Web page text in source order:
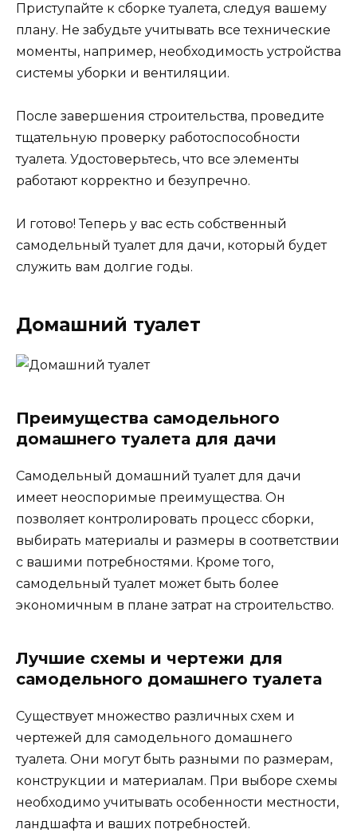
Приступайте к сборке туалета, следуя вашему
плану. Не забудьте учитывать все технические
моменты, например, необходимость устройства
системы уборки и вентиляции.
После завершения строительства, проведите
тщательную проверку работоспособности
туалета. Удостоверьтесь, что все элементы
работают корректно и безупречно.
И готово! Теперь у вас есть собственный
самодельный туалет для дачи, который будет
служить вам долгие годы.
Домашний туалет
Преимущества самодельного
домашнего туалета для дачи
Самодельный домашний туалет для дачи
имеет неоспоримые преимущества. Он
позволяет контролировать процесс сборки,
выбирать материалы и размеры в соответствии
с вашими потребностями. Кроме того,
самодельный туалет может быть более
экономичным в плане затрат на строительство.
Лучшие схемы и чертежи для
самодельного домашнего туалета
Существует множество различных схем и
чертежей для самодельного домашнего
туалета. Они могут быть разными по размерам,
конструкции и материалам. При выборе схемы
необходимо учитывать особенности местности,
ландшафта и ваших потребностей.